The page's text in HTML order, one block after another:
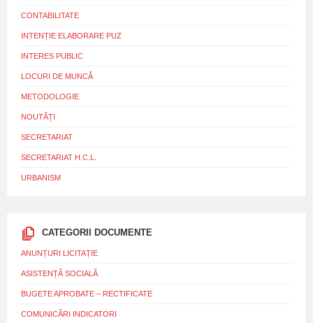
CONTABILITATE
INTENȚIE ELABORARE PUZ
INTERES PUBLIC
LOCURI DE MUNCĂ
METODOLOGIE
NOUTĂȚI
SECRETARIAT
SECRETARIAT H.C.L.
URBANISM
CATEGORII DOCUMENTE
ANUNȚURI LICITAȚIE
ASISTENȚĂ SOCIALĂ
BUGETE APROBATE – RECTIFICATE
COMUNICĂRI INDICATORI